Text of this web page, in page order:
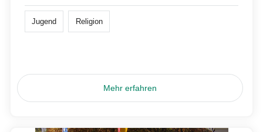
Jugend Religion
Mehr erfahren